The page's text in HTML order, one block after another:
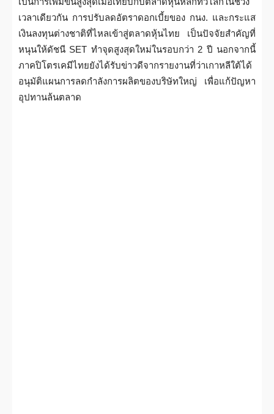
เวลาเดียวกัน การปรับลดอัตราดอกเบี้ยของ กนง. และกระแส
เงินลงทุนต่างชาติที่ไหลเข้าสู่ตลาดหุ้นไทย เป็นปัจจัยสำคัญที่
หนุนให้ดัชนี SET ทำจุดสูงสุดใหม่ในรอบกว่า 2 ปี นอกจากนี้
ภาคปิโตรเคมีไทยยังได้รับข่าวดีจากรายงานที่ว่าเกาหลีใต้ได้
อนุมัติแผนการลดกำลังการผลิตของบริษัทใหญ่ เพื่อแก้ปัญหา
อุปทานล้นตลาด